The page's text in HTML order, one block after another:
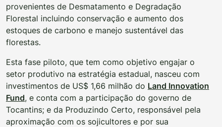
provenientes de Desmatamento e Degradação
Florestal incluindo conservação e aumento dos
estoques de carbono e manejo sustentável das
florestas.
Esta fase piloto, que tem como objetivo engajar o
setor produtivo na estratégia estadual, nasceu com
investimentos de US$ 1,66 milhão do Land Innovation
Fund, e conta com a participação do governo de
Tocantins; e da Produzindo Certo, responsável pela
aproximação com os sojicultores e por sua